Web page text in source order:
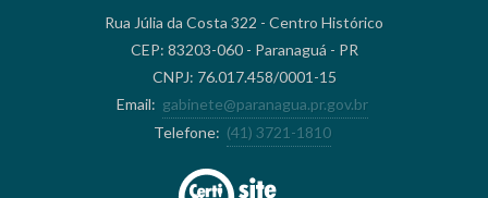
Rua Júlia da Costa 322 - Centro Histórico
CEP: 83203-060 - Paranaguá - PR
CNPJ: 76.017.458/0001-15
Email: gabinete@paranagua.pr.gov.br
Telefone: (41) 3721-1810